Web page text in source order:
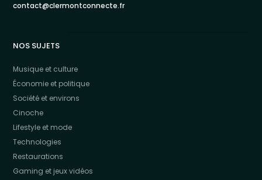
contact@clermontconnecte.fr
NOS SUJETS
Musique et culture
Économie et politique
Société et environs
Cinoche
Lifestyle et mode
Technologies
Restaurations
Gaming et jeux vidéos